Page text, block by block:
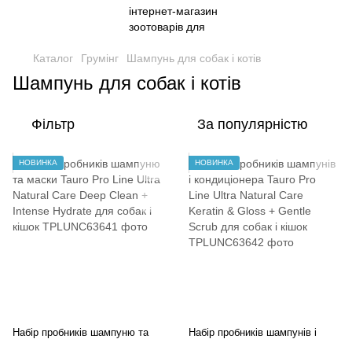
Каталог Грумінг Шампунь для собак і котів
Шампунь для собак і котів
Фільтр За популярністю
НОВИНКА
Набір пробників шампуню та
НОВИНКА
Набір пробників шампунів і